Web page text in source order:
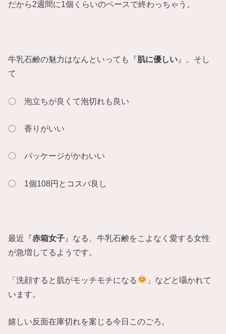
だから2週間に1個くらいのペースで終わっちゃう。
牛乳石鹸の魅力はなんといっても『肌に優しい 』。そし
て
〇 泡立ちが良くて泡切れも良い
〇 香りがいい
〇 パッケージがかわいい
〇 1個108円とコスパ良し
最近『赤箱女子 』なる、牛乳石鹸をこよなく愛する女性
が急増してるようです。
「洗顔すると肌がモッチモチになる
」などと囁かれて
います。
嬉しい反面在庫切れを案じる今日このごろ。